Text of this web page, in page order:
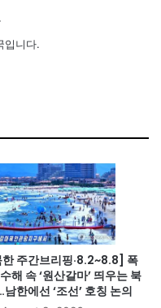
입니다.
한 주간브리핑·8.2~8.8] 폭
해 속 ‘원산갈마’ 띄우는 북
남한에선 ‘조선’ 호칭 논의